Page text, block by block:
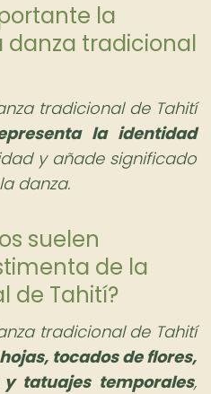
la
tradicional
tradicional de Tahití
la identidad
y añade significado
danza.
suelen
de la
de Tahití?
tradicional de Tahití
tocados de flores,
tatuajes temporales,